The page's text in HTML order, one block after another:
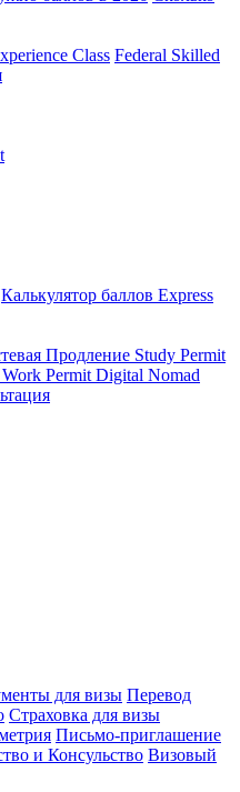
Class Federal Skilled
Калькулятор баллов Express
Продление Study Permit
Permit Digital Nomad
для визы Перевод
Страховка для визы
Письмо-приглашение
и Консульство Визовый